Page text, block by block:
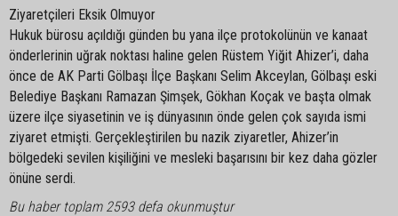
Ziyaretçileri Eksik Olmuyor
Hukuk bürosu açıldığı günden bu yana ilçe protokolünün ve kanaat
önderlerinin uğrak noktası haline gelen Rüstem Yiğit Ahizer’i, daha
önce de AK Parti Gölbaşı İlçe Başkanı Selim Akceylan, Gölbaşı eski
Belediye Başkanı Ramazan Şimşek, Gökhan Koçak ve başta olmak
üzere ilçe siyasetinin ve iş dünyasının önde gelen çok sayıda ismi
ziyaret etmişti. Gerçekleştirilen bu nazik ziyaretler, Ahizer’in
bölgedeki sevilen kişiliğini ve mesleki başarısını bir kez daha gözler
önüne serdi.
Bu haber toplam 2593 defa okunmuştur